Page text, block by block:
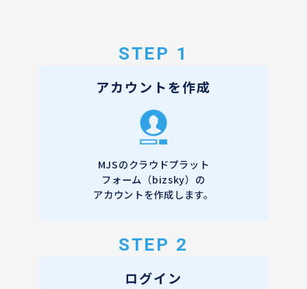
STEP 1
アカウントを作成
MJSのクラウドプラット
フォーム（bizsky）の
アカウントを作成します。
STEP 2
ログイン